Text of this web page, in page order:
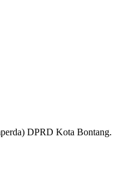
DPRD Kota Bontang.